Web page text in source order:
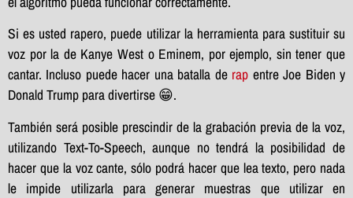
Si es usted rapero, puede utilizar la herramienta para sustituir su
voz por la de Kanye West o Eminem, por ejemplo, sin tener que
cantar. Incluso puede hacer una batalla de rap entre Joe Biden y
Donald Trump para divertirse 😁.
También será posible prescindir de la grabación previa de la voz,
utilizando Text-To-Speech, aunque no tendrá la posibilidad de
hacer que la voz cante, sólo podrá hacer que lea texto, pero nada
le impide utilizarla para generar muestras que utilizar en